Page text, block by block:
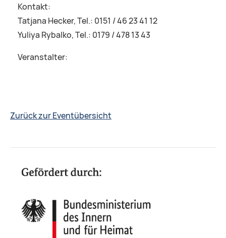
Kontakt:
Tatjana Hecker, Tel.: 0151 / 46 23 41 12
Yuliya Rybalko, Tel.: 0179 / 478 13 43
Veranstalter:
Zurück zur Eventübersicht